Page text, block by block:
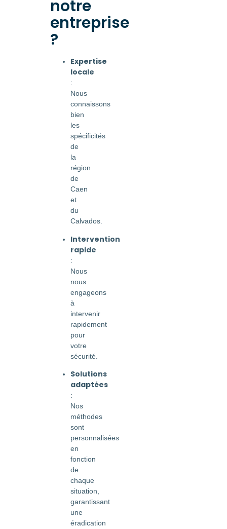
notre
entreprise
?
Expertise
locale
:
Nous
connaissons
bien
les
spécificités
de
la
région
de
Caen
et
du
Calvados.
Intervention
rapide
:
Nous
nous
engageons
à
intervenir
rapidement
pour
votre
sécurité.
Solutions
adaptées
:
Nos
méthodes
sont
personnalisées
en
fonction
de
chaque
situation,
garantissant
une
éradication